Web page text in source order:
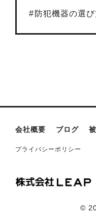
防犯機器の選
会社概要 ブログ
プライバシーポリシー
©︎